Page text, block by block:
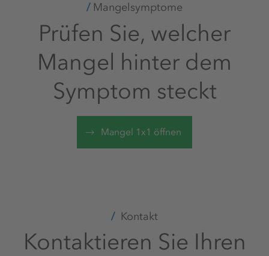
Mangelsymptome
Prüfen Sie, welcher
Mangel hinter dem
Symptom steckt
Mangel 1x1 öffnen
Kontakt
Kontaktieren Sie Ihren